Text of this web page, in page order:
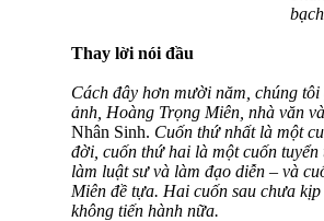
Thay lời nói đầu
Cách đây hơn mười năm, chúng
ảnh, Hoàng Trọng Miên, nhà văn
Nhân Sinh. Cuốn thứ nhất là một
đời, cuốn thứ hai là một cuốn
làm luật sư và làm đạo diễn – và
Miên đề tựa. Hai cuốn sau chưa
không tiến hành nữa.